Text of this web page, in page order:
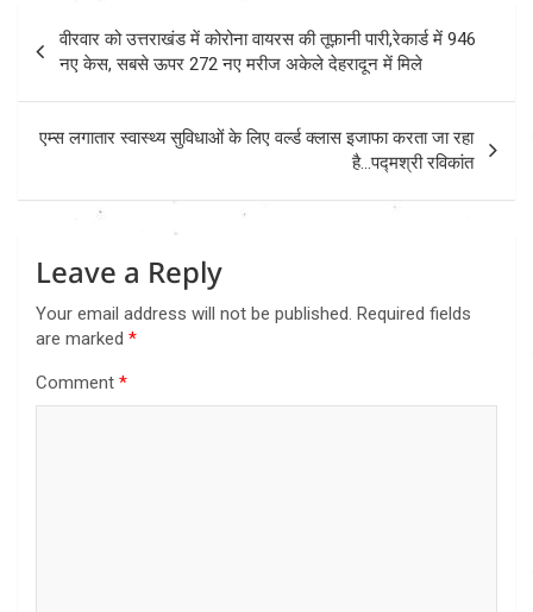
Post
navigation
वीरवार को उत्तराखंड में कोरोना वायरस की तूफ़ानी पारी,रेकार्ड में 946
नए केस, सबसे ऊपर 272 नए मरीज अकेले देहरादून में मिले
एम्स लगातार स्वास्थ्य सुविधाओं के लिए वर्ल्ड क्लास इजाफा करता जा रहा
है…पद्मश्री रविकांत
Leave a Reply
Your email address will not be published. Required fields
are marked *
Comment *